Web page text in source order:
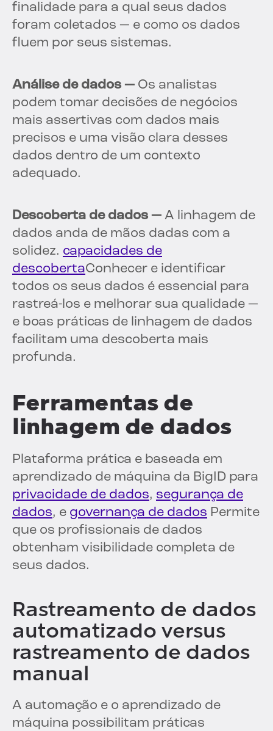
finalidade para a qual seus dados
foram coletados — e como os dados
fluem por seus sistemas.
Análise de dados — Os analistas
podem tomar decisões de negócios
mais assertivas com dados mais
precisos e uma visão clara desses
dados dentro de um contexto
adequado.
Descoberta de dados — A linhagem de
dados anda de mãos dadas com a
solidez. capacidades de
descobertaConhecer e identificar
todos os seus dados é essencial para
rastreá-los e melhorar sua qualidade —
e boas práticas de linhagem de dados
facilitam uma descoberta mais
profunda.
Ferramentas de
linhagem de dados
Plataforma prática e baseada em
aprendizado de máquina da BigID para
privacidade de dados, segurança de
dados, e governança de dados Permite
que os profissionais de dados
obtenham visibilidade completa de
seus dados.
Rastreamento de dados
automatizado versus
rastreamento de dados
manual
A automação e o aprendizado de
máquina possibilitam práticas